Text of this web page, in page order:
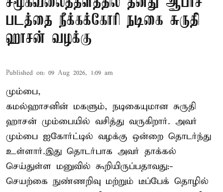
படத்தை நீக்கக்கோரி நடிகை சுருதி
ஹாசன் வழக்கு
Published on: 09 Aug 2026, 1:09 am
மும்பை,
கமல்ஹாசனின் மகளும், நடிகையுமான சுருதி
ஹாசன் மும்பையில் வசித்து வருகிறார். அவர்
மும்பை ஐகோர்ட்டில் வழக்கு ஒன்றை தொடர்ந்து
உள்ளார்.இது தொடர்பாக அவர் தாக்கல்
செய்துள்ள மனுவில் கூறியிருப்பதாவது:-
செயற்கை நுண்ணறிவு மற்றும் டீப்பேக் தொழில்